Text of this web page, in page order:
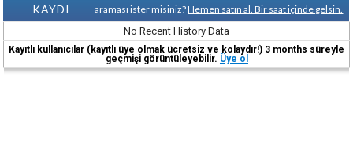
KAYDI
araması ister misiniz?Hemen satın al. Bir saat içinde gelsin.
No Recent History Data
Kayıtlı kullanıcılar (kayıtlı üye olmak ücretsiz ve kolaydır!) 3 months süreyle
geçmişi görüntüleyebilir. Üye ol